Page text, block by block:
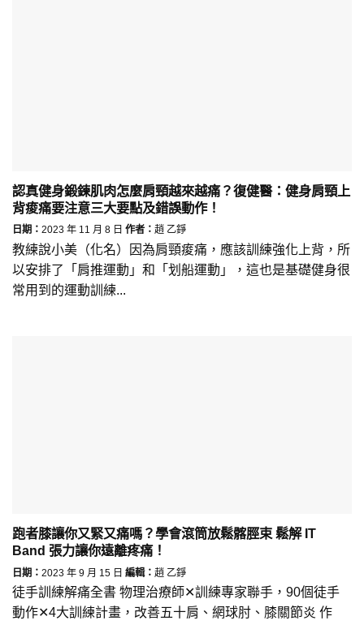
認真健身鍛鍊肌肉怎麼肩頸越來越痛？復健醫：健身肩頸上
背痠痛要注意三大要點及錯誤動作！
日期： 2023 年 11 月 8 日 作者： 趙 乙錚
教練說小美（化名）因為肩頸痠痛，應該訓練強化上背，所
以安排了「肩推運動」和「划船運動」，這也是基礎健身很
常用到的運動訓練...
跑者膝讓你又緊又痛嗎？學會滾筒放鬆髂脛束 鬆解 IT
Band 張力讓你遠離疼痛！
日期： 2023 年 9 月 15 日 編輯： 趙 乙錚
徒手訓練解痛全書 物理治療師✕訓練專家聯手，90個徒手
動作✕4大訓練計畫，改善五十肩、網球肘、膝關節炎 作